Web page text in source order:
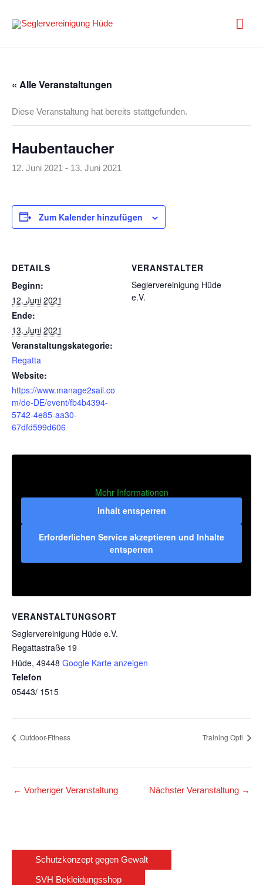
Inhalt
springen
« Alle Veranstaltungen
Diese Veranstaltung hat bereits stattgefunden.
Haubentaucher
12. Juni 2021 - 13. Juni 2021
Zum Kalender hinzufügen
DETAILS
Beginn:
12. Juni 2021
Ende:
13. Juni 2021
Veranstaltungskategorie:
Regatta
Website:
https://www.manage2sail.co
m/de-DE/event/fb4b4394-
5742-4e85-aa30-
67dfd599d606
VERANSTALTER
Seglervereinigung Hüde
e.V.
VERANSTALTUNGSORT
Seglervereinigung Hüde e.V.
Regattastraße 19
Hüde, 49448 Google Karte anzeigen
Telefon
05443/ 1515
Mehr Informationen
Inhalt entsperren
Erforderlichen Service akzeptieren und Inhalte
entsperren
Outdoor-Fitness Training Opti
← Vorheriger Veranstaltung Nächster Veranstaltung →
Schutzkonzept gegen Gewalt
SVH Bekleidungsshop